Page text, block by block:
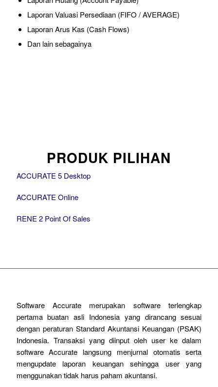
Laporan Valuasi Persediaan (FIFO / AVERAGE)
Laporan Arus Kas (Cash Flows)
Dan lain sebagainya
PRODUK PILIHAN
ACCURATE 5 Desktop
ACCURATE Online
RENE 2 Point Of Sales
Software Accurate merupakan software terlengkap
pertama buatan asli Indonesia yang dirancang sesuai
dengan peraturan Standard Akuntansi Keuangan (PSAK)
Indonesia. Transaksi yang diinput oleh user ke dalam
software Accurate langsung menjurnal otomatis serta
mengupdate laporan keuangan sehingga user yang
menggunakan tidak harus paham akuntansi.